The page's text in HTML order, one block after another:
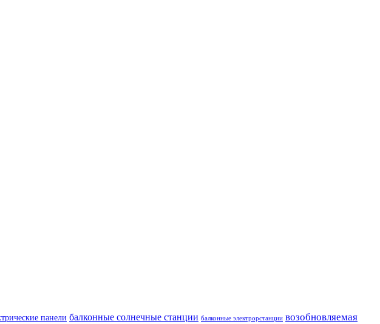
панели балконные солнечные станции балконные электрорстанции возобновляемая